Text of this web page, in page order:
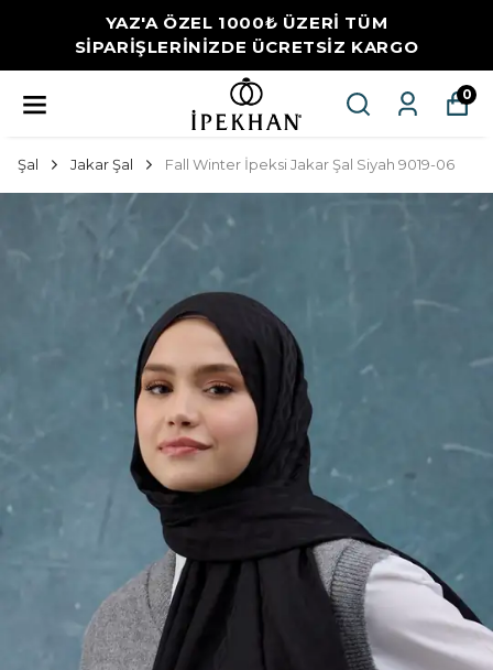
YAZ'A ÖZEL 1000₺ ÜZERİ TÜM
SİPARİŞLERİNİZDE ÜCRETSİZ KARGO
0
Şal Jakar Şal Fall Winter İpeksi Jakar Şal Siyah 9019-06